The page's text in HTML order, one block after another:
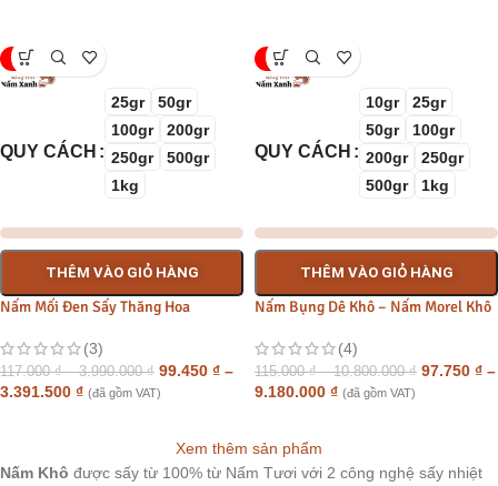
-15%
QUY CÁCH
25gr
50gr
100gr
200gr
250gr
500gr
1kg
THÊM VÀO GIỎ HÀNG
Nấm Mối Đen Sấy Thăng Hoa
(3)
117.000₫ – 3.990.000₫ 99.450 ₫ –
3.391.500 ₫ (đã gồm VAT)
-15%
QUY CÁCH
10gr
25gr
50gr
100gr
200gr
250gr
500gr
1kg
THÊM VÀO GIỎ HÀNG
Nấm Bụng Dê Khô – Nấm Morel Khô
(4)
115.000₫ – 10.800.000₫ 97.750 ₫ –
9.180.000 ₫ (đã gồm VAT)
Xem thêm sản phẩm
Nấm Khô được sấy từ 100% từ Nấm Tươi với 2 công nghệ sấy nhiệt